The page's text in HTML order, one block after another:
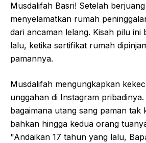
Musdalifah Basri! Setelah
menyelamatkan rumah
dari ancaman lelang. Kisah pilu ini
lalu, ketika sertifikat rumah
pamannya.
Musdalifah mengungkapkan
unggahan di Instagram
bagaimana utang sang paman tak
bahkan hingga kedua orang
"Andaikan 17 tahun yang lalu,